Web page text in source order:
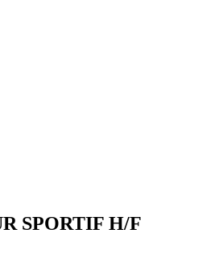
SPORTIF H/F